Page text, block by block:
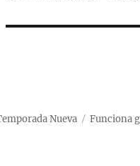
Nueva Funciona